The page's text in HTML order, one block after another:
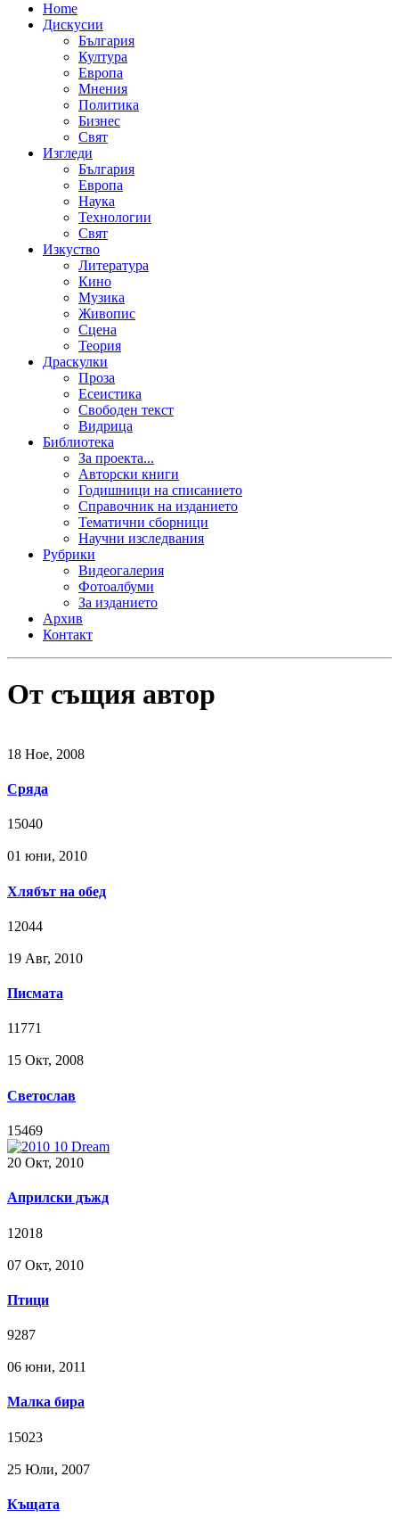
Home
Дискусии
България
Култура
Европа
Мнения
Политика
Бизнес
Свят
Изгледи
България
Европа
Наука
Технологии
Свят
Изкуство
Литература
Кино
Музика
Живопис
Сцена
Теория
Драскулки
Проза
Есеистика
Свободен текст
Видрица
Библиотека
За проекта...
Авторски книги
Годишници на списанието
Справочник на изданието
Тематични сборници
Научни изследвания
Рубрики
Видеогалерия
Фотоалбуми
За изданието
Архив
Контакт
От същия автор
18 Ное, 2008
Сряда
15040
01 юни, 2010
Хлябът на обед
12044
19 Авг, 2010
Писмата
11771
15 Окт, 2008
Светослав
15469
20 Окт, 2010
Априлски дъжд
12018
07 Окт, 2010
Птици
9287
06 юни, 2011
Малка бира
15023
25 Юли, 2007
Къщата